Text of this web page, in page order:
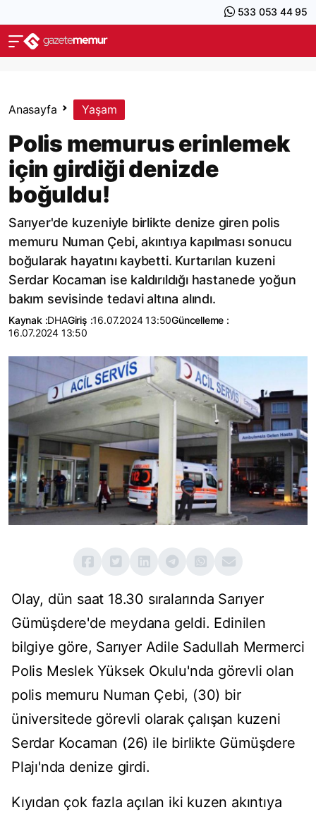
533 053 44 95
Anasayfa Yaşam
Polis memurus erinlemek
için girdiği denizde
boğuldu!
Sarıyer'de kuzeniyle birlikte denize giren polis
memuru Numan Çebi, akıntıya kapılması sonucu
boğularak hayatını kaybetti. Kurtarılan kuzeni
Serdar Kocaman ise kaldırıldığı hastanede yoğun
bakım sevisinde tedavi altına alındı.
Kaynak :DHAGiriş :16.07.2024 13:50Güncelleme :
16.07.2024 13:50
Olay, dün saat 18.30 sıralarında Sarıyer
Gümüşdere'de meydana geldi. Edinilen
bilgiye göre, Sarıyer Adile Sadullah Mermerci
Polis Meslek Yüksek Okulu'nda görevli olan
polis memuru Numan Çebi, (30) bir
üniversitede görevli olarak çalışan kuzeni
Serdar Kocaman (26) ile birlikte Gümüşdere
Plajı'nda denize girdi.
Kıyıdan çok fazla açılan iki kuzen akıntıya